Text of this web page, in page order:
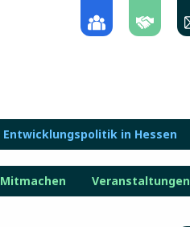
Entwicklungspolitik in Hessen
Mitmachen Veranstaltungen